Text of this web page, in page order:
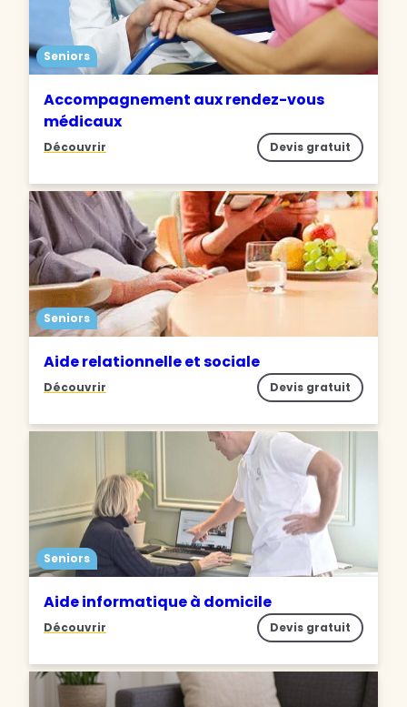
Seniors
Accompagnement aux rendez-vous
médicaux
Découvrir Devis gratuit
Seniors
Aide relationnelle et sociale
Découvrir Devis gratuit
Seniors
Aide informatique à domicile
Découvrir Devis gratuit